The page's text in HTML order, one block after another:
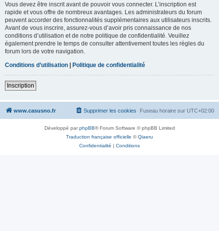
Vous devez être inscrit avant de pouvoir vous connecter. L’inscription est
rapide et vous offre de nombreux avantages. Les administrateurs du forum
peuvent accorder des fonctionnalités supplémentaires aux utilisateurs inscrits.
Avant de vous inscrire, assurez-vous d’avoir pris connaissance de nos
conditions d’utilisation et de notre politique de confidentialité. Veuillez
également prendre le temps de consulter attentivement toutes les règles du
forum lors de votre navigation.
Conditions d’utilisation | Politique de confidentialité
Inscription
www.casusno.fr Fuseau horaire sur UTC+02:00
Supprimer les cookies
Développé parphpBB® Forum Software © phpBB Limited
Traduction française officielle ©Qiaeru
Confidentialité | Conditions